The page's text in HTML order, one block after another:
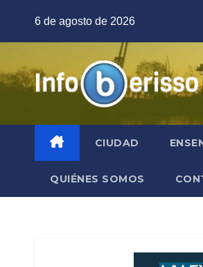
6 de agosto de 2026
CIUDAD
QUIÉNES SOMOS